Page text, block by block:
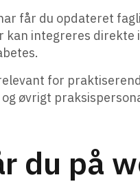
får du opdateret
kan integreres
for
øvrigt
du på